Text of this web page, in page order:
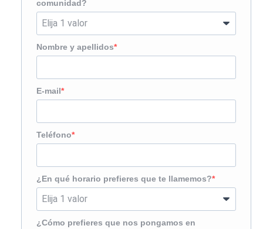
comunidad?
Nombre y apellidos
E-mail
Teléfono
¿En qué horario prefieres que te llamemos?
¿Cómo prefieres que nos pongamos en